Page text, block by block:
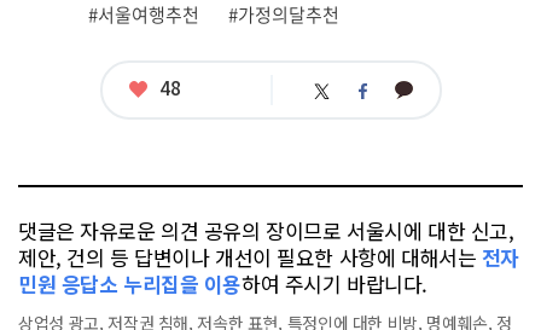
#서울여행추천
#가정의달추천
좋
48 트 페 카
댓글은 자유로운 의견 공유의 장이므로 서울시에 대한 신고,
제안, 건의 등 답변이나 개선이 필요한 사항에 대해서는 전자
민원 응답소 누리집을 이용하여 주시기 바랍니다.
상업성 광고, 저작권 침해, 저속한 표현, 특정인에 대한 비방, 명예훼손, 정